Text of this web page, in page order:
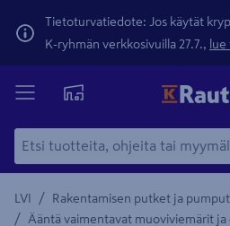
Tietoturvatiedote: Jos käytät
K-ryhmän verkkosivuilla 27.7.,
LVI / Rakentamisen putket ja pumput
/ Ääntä vaimentavat muoviviemärit ja